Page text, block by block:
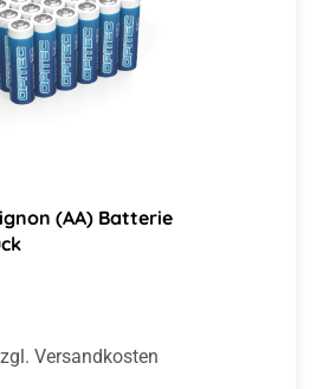
(AA) Batterie
Versandkosten